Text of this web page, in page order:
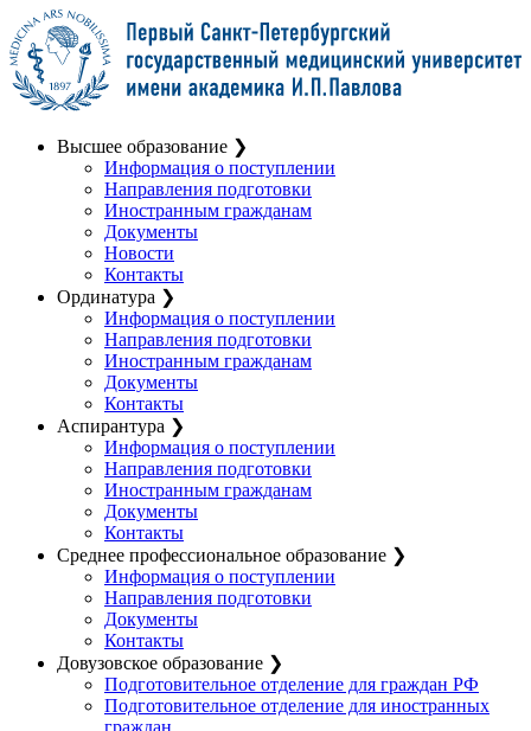
Высшее образование ❯
Информация о поступлении
Направления подготовки
Иностранным гражданам
Документы
Новости
Контакты
Ординатура ❯
Информация о поступлении
Направления подготовки
Иностранным гражданам
Документы
Контакты
Аспирантура ❯
Информация о поступлении
Направления подготовки
Иностранным гражданам
Документы
Контакты
Среднее профессиональное образование ❯
Информация о поступлении
Направления подготовки
Документы
Контакты
Довузовское образование ❯
Подготовительное отделение для граждан РФ
Подготовительное отделение для иностранных